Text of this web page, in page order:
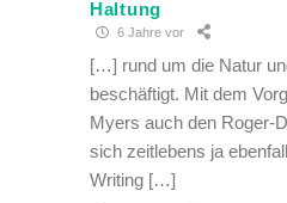
Haltung
6 Jahre vor
[…] rund um die Natur
beschäftigt. Mit dem
Myers auch den Roger-
sich zeitlebens ja
Writing […]